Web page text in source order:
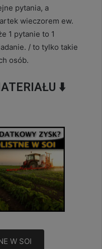
pytania, a
wieczorem ew.
1 pytanie to 1
/ to tylko takie
osób.
⬇️
W SOI